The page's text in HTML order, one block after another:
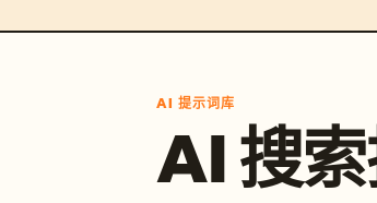
AI 提示词库
AI 搜